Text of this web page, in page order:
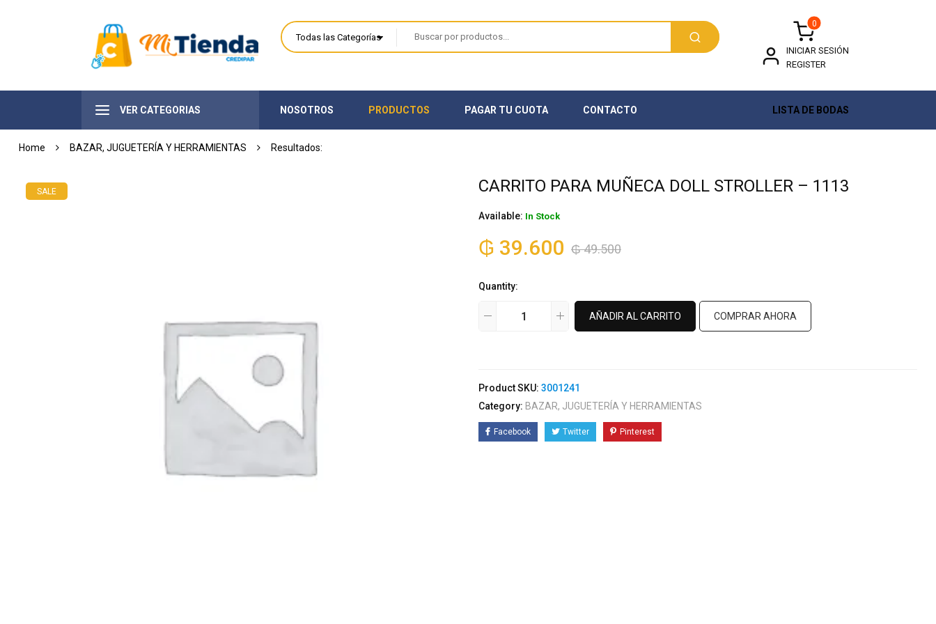
0
INICIAR SESIÓN
REGISTER
VER CATEGORIAS NOSOTROS PRODUCTOS PAGAR TU CUOTA CONTACTO LISTA DE BODAS
Home BAZAR, JUGUETERÍA Y HERRAMIENTAS
SALE CARRITO PARA MUÑECA DOLL STROLLER – 1113
Available: In Stock
₲49.500
₲ 39.600
Quantity:
AÑADIR AL CARRITO COMPRAR AHORA
Product SKU: 3001241
Category: BAZAR, JUGUETERÍA Y HERRAMIENTAS
Facebook Twitter Pinterest